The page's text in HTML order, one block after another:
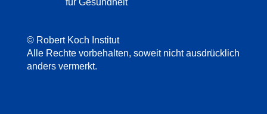
für Gesundheit
© Robert Koch Institut
Alle Rechte vorbehalten, soweit nicht ausdrücklich
anders vermerkt.